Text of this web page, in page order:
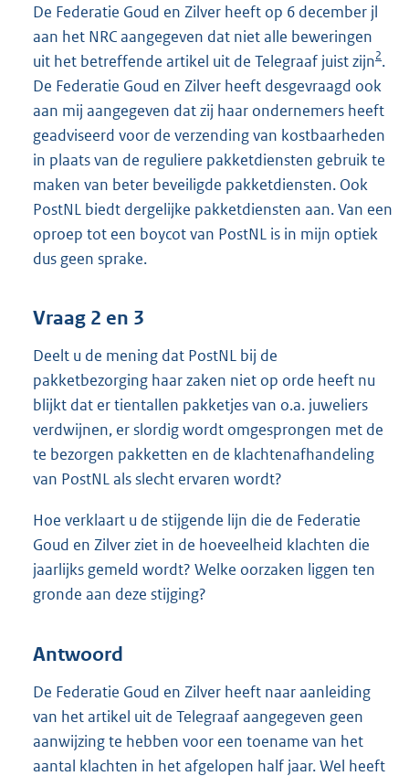
De Federatie Goud en Zilver heeft op 6 december jl
aan het NRC aangegeven dat niet alle beweringen
uit het betreffende artikel uit de Telegraaf juist zijn2.
De Federatie Goud en Zilver heeft desgevraagd ook
aan mij aangegeven dat zij haar ondernemers heeft
geadviseerd voor de verzending van kostbaarheden
in plaats van de reguliere pakketdiensten gebruik te
maken van beter beveiligde pakketdiensten. Ook
PostNL biedt dergelijke pakketdiensten aan. Van een
oproep tot een boycot van PostNL is in mijn optiek
dus geen sprake.
Vraag 2 en 3
Deelt u de mening dat PostNL bij de
pakketbezorging haar zaken niet op orde heeft nu
blijkt dat er tientallen pakketjes van o.a. juweliers
verdwijnen, er slordig wordt omgesprongen met de
te bezorgen pakketten en de klachtenafhandeling
van PostNL als slecht ervaren wordt?
Hoe verklaart u de stijgende lijn die de Federatie
Goud en Zilver ziet in de hoeveelheid klachten die
jaarlijks gemeld wordt? Welke oorzaken liggen ten
gronde aan deze stijging?
Antwoord
De Federatie Goud en Zilver heeft naar aanleiding
van het artikel uit de Telegraaf aangegeven geen
aanwijzing te hebben voor een toename van het
aantal klachten in het afgelopen half jaar. Wel heeft